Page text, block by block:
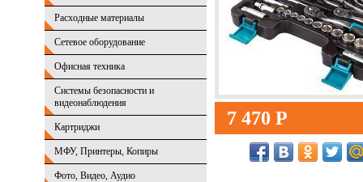
Расходные материалы
Сетевое оборудование
Офисная техника
Системы безопасности и
видеонаблюдения
Картриджи
МФУ, Принтеры, Копиры
Фото, Видео, Аудио
7 470 Р